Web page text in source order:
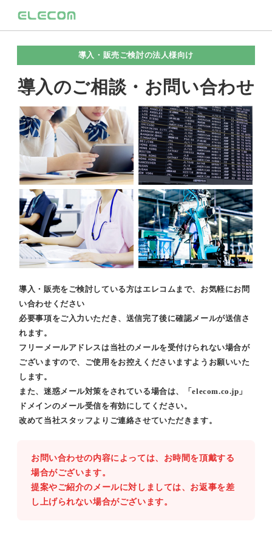
導入・販売ご検討の法人様向け
導入のご相談・お問い合わせ
導入・販売をご検討している方はエレコムまで、お気軽にお問
い合わせください
必要事項をご入力いただき、送信完了後に確認メールが送信さ
れます。
フリーメールアドレスは当社のメールを受付けられない場合が
ございますので、ご使用をお控えくださいますようお願いいた
します。
また、迷惑メール対策をされている場合は、「elecom.co.jp」
ドメインのメール受信を有効にしてください。
改めて当社スタッフよりご連絡させていただきます。
お問い合わせの内容によっては、お時間を頂戴する
場合がございます。
提案やご紹介のメールに対しましては、お返事を差
し上げられない場合がございます。